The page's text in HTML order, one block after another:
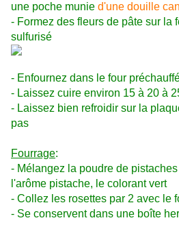
une poche munie d'une douille
- Formez des fleurs de pâte sur la
sulfurisé
- Enfournez dans le four
- Laissez cuire environ 15 à 20 à
- Laissez bien refroidir sur la
pas
Fourrage:
- Mélangez la poudre de
l'arôme pistache, le colorant vert
- Collez les rosettes par 2 avec le
- Se conservent dans une boîte